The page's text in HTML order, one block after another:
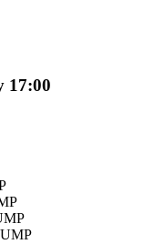
commissies
enz.
17:00